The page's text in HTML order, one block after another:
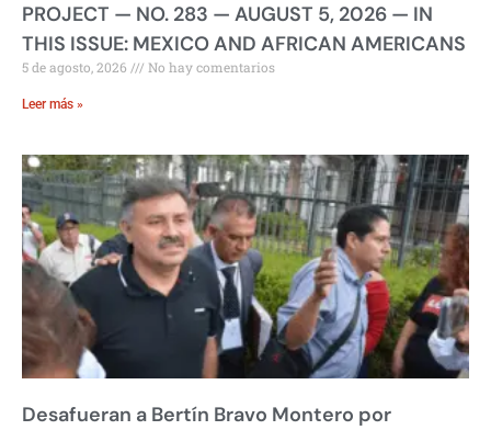
PROJECT — NO. 283 — AUGUST 5, 2026 — IN
THIS ISSUE: MEXICO AND AFRICAN AMERICANS
5 de agosto, 2026 No hay comentarios
Leer más »
Desafueran a Bertín Bravo Montero por